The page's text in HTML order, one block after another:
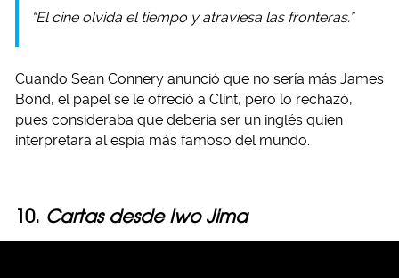
“El cine olvida el tiempo y atraviesa las fronteras.”
Cuando Sean Connery anunció que no sería más James
Bond, el papel se le ofreció a Clint, pero lo rechazó,
pues consideraba que debería ser un inglés quien
interpretara al espía más famoso del mundo.
10. Cartas desde Iwo Jima